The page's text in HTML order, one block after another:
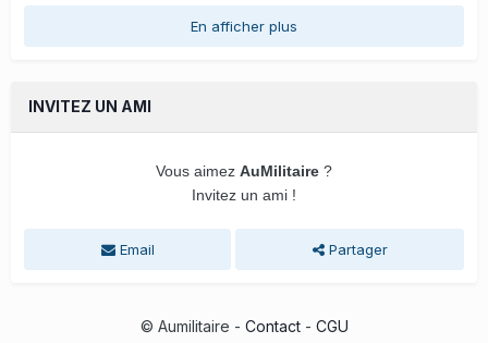
En afficher plus
INVITEZ UN AMI
Vous aimez AuMilitaire ?
Invitez un ami !
Email Partager
© Aumilitaire - Contact- CGU